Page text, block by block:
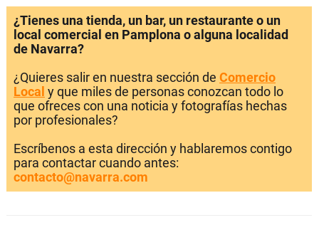
¿Tienes una tienda, un bar, un restaurante o un
local comercial en Pamplona o alguna localidad
de Navarra?
¿Quieres salir en nuestra sección de Comercio
Local y que miles de personas conozcan todo lo
que ofreces con una noticia y fotografías hechas
por profesionales?
Escríbenos a esta dirección y hablaremos contigo
para contactar cuando antes:
contacto@navarra.com